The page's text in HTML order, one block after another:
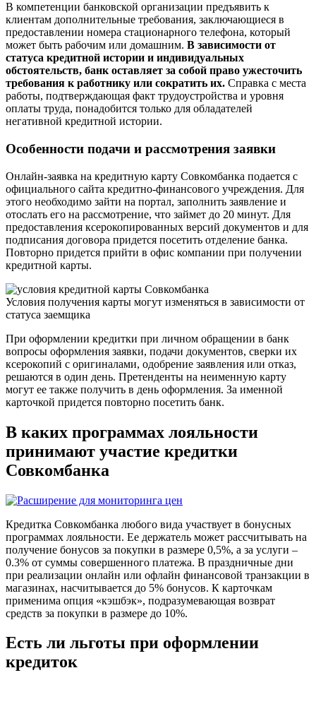
В компетенции банковской организации предъявить к
клиентам дополнительные требования, заключающиеся в
предоставлении номера стационарного телефона, который
может быть рабочим или домашним. В зависимости от
статуса кредитной истории и индивидуальных
обстоятельств, банк оставляет за собой право ужесточить
требования к работнику или сократить их. Справка с места
работы, подтверждающая факт трудоустройства и уровня
оплаты труда, понадобится только для обладателей
негативной кредитной истории.
Особенности подачи и рассмотрения заявки
Онлайн-заявка на кредитную карту Совкомбанка подается с
официального сайта кредитно-финансового учреждения. Для
этого необходимо зайти на портал, заполнить заявление и
отослать его на рассмотрение, что займет до 20 минут. Для
предоставления ксерокопированных версий документов и для
подписания договора придется посетить отделение банка.
Повторно придется прийти в офис компании при получении
кредитной карты.
Условия получения карты могут изменяться в зависимости от
статуса заемщика
При оформлении кредитки при личном обращении в банк
вопросы оформления заявки, подачи документов, сверки их
ксерокопий с оригиналами, одобрение заявления или отказ,
решаются в один день. Претенденты на неименную карту
могут ее также получить в день оформления. За именной
карточкой придется повторно посетить банк.
В каких программах лояльности
принимают участие кредитки
Совкомбанка
Кредитка Совкомбанка любого вида участвует в бонусных
программах лояльности. Ее держатель может рассчитывать на
получение бонусов за покупки в размере 0,5%, а за услуги –
0.3% от суммы совершенного платежа. В праздничные дни
при реализации онлайн или офлайн финансовой транзакции в
магазинах, насчитывается до 5% бонусов. К карточкам
применима опция «кэшбэк», подразумевающая возврат
средств за покупки в размере до 10%.
Есть ли льготы при оформлении
кредиток